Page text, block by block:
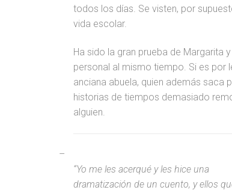
todos los días. Se visten, por
vida escolar.
Ha sido la gran prueba de Margarita
personal al mismo tiempo. Si es por
anciana abuela, quien además saca
historias de tiempos demasiado
alguien.
–
“Yo me les acerqué y les hice una
dramatización de un cuento, y ellos